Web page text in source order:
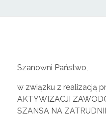
P
r
Szanowni Państwo,
w związku z realizacją
AKTYWIZACJI
SZANSĄ NA